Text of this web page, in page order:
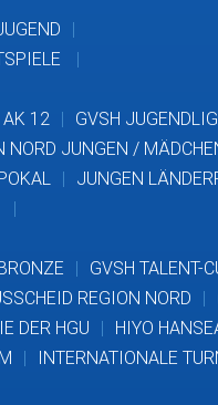
AK 12 GVSH
NORD JUNGEN /
JUNGEN
GVSH TALENT-
REGION NORD
DER HGU
HIYO
INTERNATIONALE